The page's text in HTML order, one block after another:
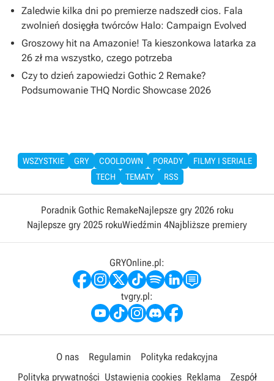
Zaledwie kilka dni po premierze nadszedł cios. Fala
zwolnień dosięgła twórców Halo: Campaign Evolved
Groszowy hit na Amazonie! Ta kieszonkowa latarka za
26 zł ma wszystko, czego potrzeba
Czy to dzień zapowiedzi Gothic 2 Remake?
Podsumowanie THQ Nordic Showcase 2026
WSZYSTKIE GRY COOLDOWN PORADY
FILMY I SERIALE
TECH
TEMATY RSS
Poradnik Gothic RemakeNajlepsze gry 2026 roku
Najlepsze gry 2025 rokuWiedźmin 4Najbliższe premiery
GRYOnline.pl:
tvgry.pl:
O nas Regulamin
Polityka redakcyjna
Polityka prywatności Ustawienia cookies Reklama Zespół